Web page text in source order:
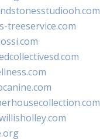
treeservice.com